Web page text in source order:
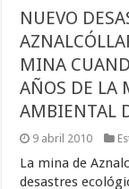
NUEVO
MINA
AÑOS DE LA
AMBIENTAL
9 abril 2010
La mina de
desastres